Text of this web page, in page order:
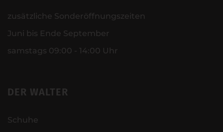
zusätzliche Sonderöffnungszeiten
Juni bis Ende September
samstags 09:00 - 14:00 Uhr
DER WALTER
Schuhe